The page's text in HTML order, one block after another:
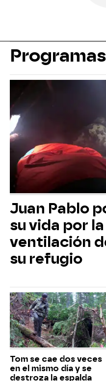
Programas
Juan Pablo
su vida por
ventilación
su refugio
Tom se cae dos veces
en el mismo día y se
destroza la espalda